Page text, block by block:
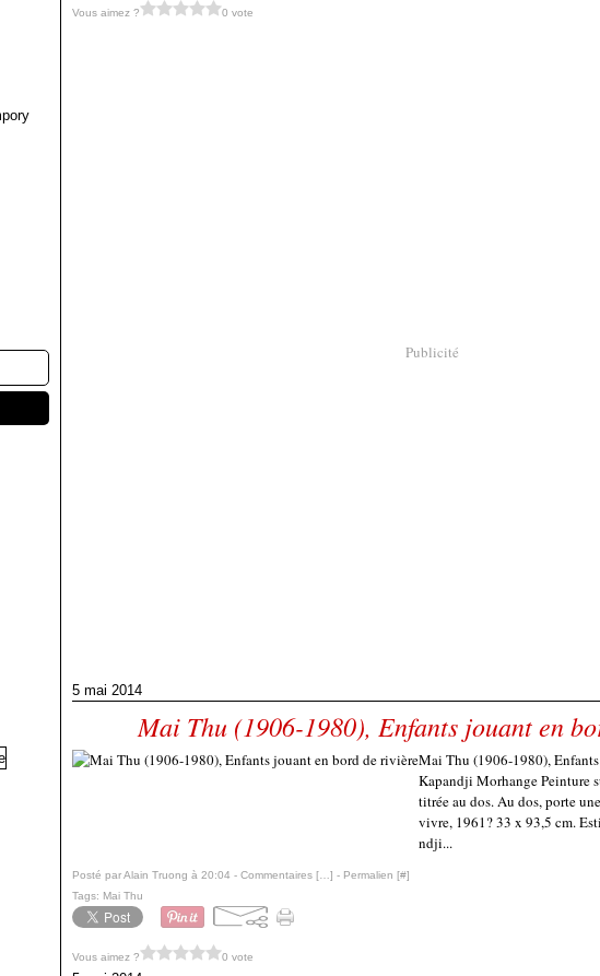
Vous aimez ? 0 vote
Publicité
5 mai 2014
Mai Thu (1906-1980), Enfants jouant en
Mai Thu (1906-1980),
Kapandji Morhange Peinture
titrée au dos. Au dos, porte
vivre, 1961? 33 x 93,5 cm.
ndji...
Posté par Alain Truong à 20:04 - Commentaires [ ] - Permalien [#]
Tags: Mai Thu
Vous aimez ? 0 vote